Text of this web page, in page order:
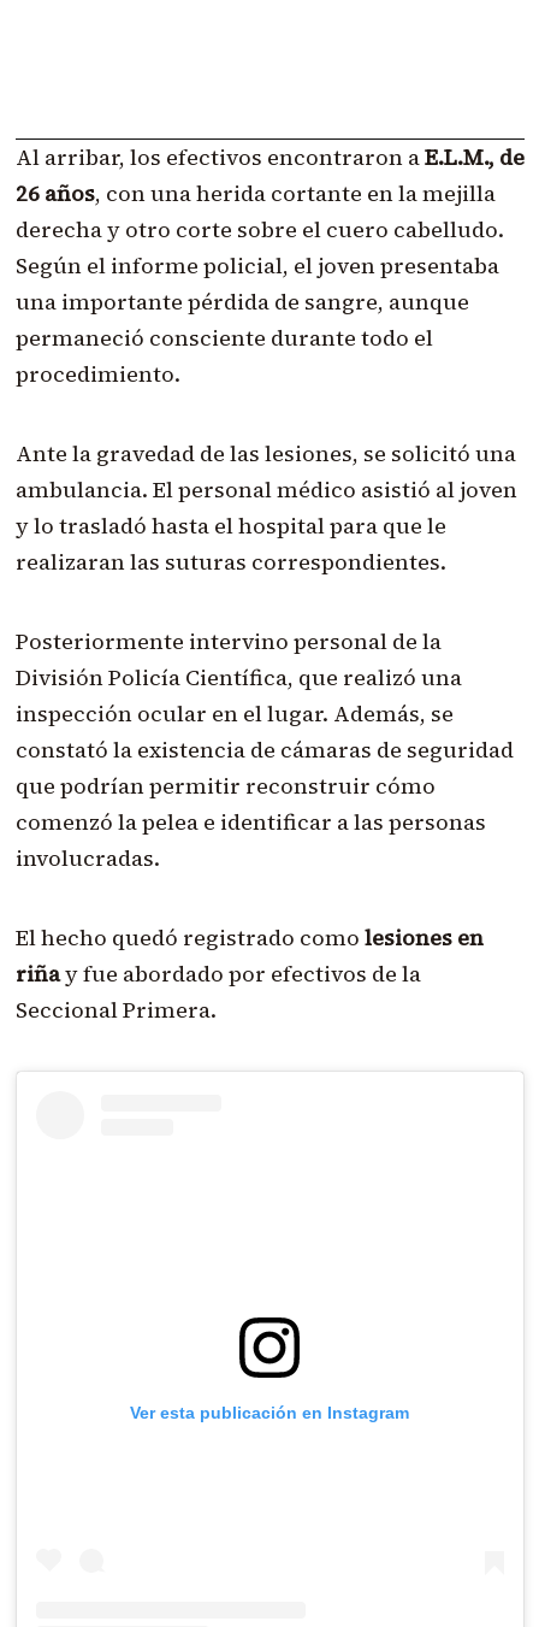
Al arribar, los efectivos encontraron aE.L.M., de
26 años, con una herida cortante en la mejilla
derecha y otro corte sobre el cuero cabelludo.
Según el informe policial, el joven presentaba
una importante pérdida de sangre, aunque
permaneció consciente durante todo el
procedimiento.
Ante la gravedad de las lesiones, se solicitó una
ambulancia. El personal médico asistió al joven
y lo trasladó hasta el hospital para que le
realizaran las suturas correspondientes.
Posteriormente intervino personal de la
División Policía Científica, que realizó una
inspección ocular en el lugar. Además, se
constató la existencia de cámaras de seguridad
que podrían permitir reconstruir cómo
comenzó la pelea e identificar a las personas
involucradas.
El hecho quedó registrado como lesiones en
riñay fue abordado por efectivos de la
Seccional Primera.
Ver esta publicación en Instagram